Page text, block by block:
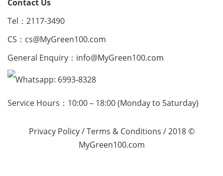
Contact Us
Tel：2117-3490
CS： cs@MyGreen100.com
General Enquiry： info@MyGreen100.com
Whatsapp: 6993-8328
Service Hours：10:00 – 18:00 (Monday to Saturday)
Privacy Policy/Terms & Conditions / 2018 ©
MyGreen100.com